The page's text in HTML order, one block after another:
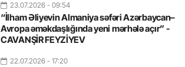
23.07.2026 - 09:54
“İlham Əliyevin Almaniya səfəri Azərbaycan–
Avropa əməkdaşlığında yeni mərhələ açır” -
CAVANŞİR FEYZİYEV
22.07.2026 - 17:20